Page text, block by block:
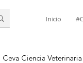
Inicio
Ceva Ciencia Veterinaria